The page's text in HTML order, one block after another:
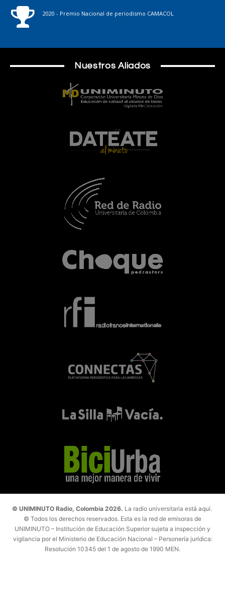
2020 - Premio Nacional de periodismo CAMACOL
Nuestros Aliados
© UNIMINUTO Radio, Colombia 2026. La radio universitaria está aquí.
© Todos los derechos reservados. Esta es la red de emisoras de
UNIMINUTO – Institución de Educación Superior sujeta a inspección y
vigilancia por el Ministerio de Educación Nacional – Personería jurídica:
Resolución 10345 del 1 de agosto de 1990 MEN.